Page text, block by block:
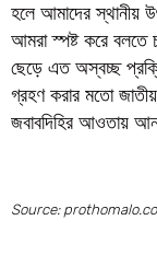
হলে আমাদের স্থানীয়
আমরা স্পষ্ট করে বলতে
ছেড়ে এত অস্বচ্ছ
গ্রহণ করার মতো জাতীয়
জবাবদিহির আওতায়
Source: